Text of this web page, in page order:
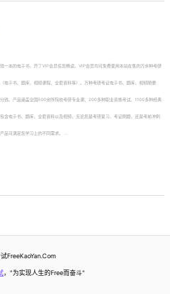
一本的电子书，开了VIP会员任您畅读。VIP会员均可免费使用本站在售的万余种考研
电子书、题库、视频课程、全套资料等）。万种考研考证电子书、题库、视频随便
钱。产品涵盖全国500余所院校考研专业课、200多种职业资格考试、1100多种经典
含电子书、题库、全套资料以及视频，无论您是考研复习、考证刷题，还是考前冲刺
品可满足您学习上的不同需求。 ...
FreeKaoYan.Com
，"为实现人生的Free而奋斗"